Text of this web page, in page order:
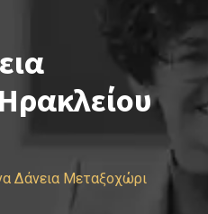
Δάνεια Μεταξοχώρι